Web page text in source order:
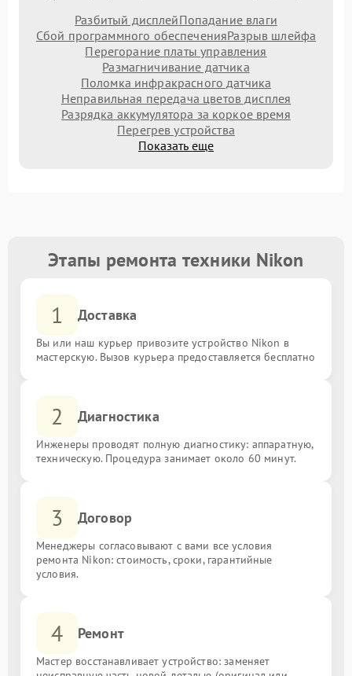
Разбитый дисплейПопадание влаги
Сбой программного обеспеченияРазрыв шлейфа
Перегорание платы управления
Размагничивание датчика
Поломка инфракрасного датчика
Неправильная передача цветов дисплея
Разрядка аккумулятора за коркое время
Перегрев устройства
Показать еще
Этапы ремонта техники Nikon
1 Доставка
Вы или наш курьер привозите устройство Nikon в
мастерскую. Вызов курьера предоставляется бесплатно
2 Диагностика
Инженеры проводят полную диагностику: аппаратную,
техническую. Процедура занимает около 60 минут.
3 Договор
Менеджеры согласовывают с вами все условия
ремонта Nikon: стоимость, сроки, гарантийные
условия.
4 Ремонт
Мастер восстанавливает устройство: заменяет